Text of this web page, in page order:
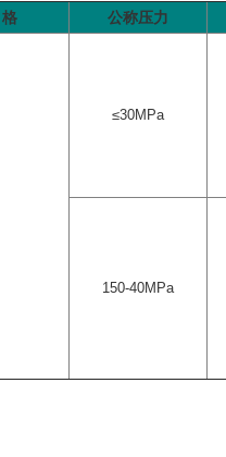
公称压力
≤30MPa
150-40MPa